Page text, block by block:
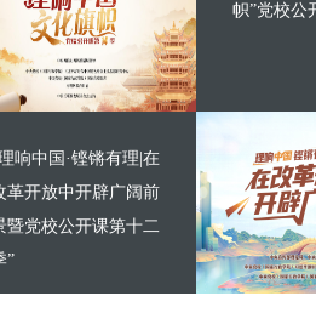
帜”党校公
响中国·铿锵有理|在
革开放中开辟广阔前
暨党校公开课第十二
”